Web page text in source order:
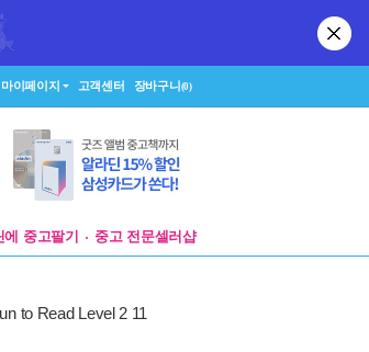
마이페이지 고객센터 장바구니(0)
에 중고팔기 중고 전문셀러샵
to Read Level 2 11